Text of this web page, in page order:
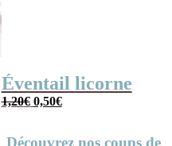
Éventail licorne
1,20€ Le
0,50€Le
Découvrez nos coups de